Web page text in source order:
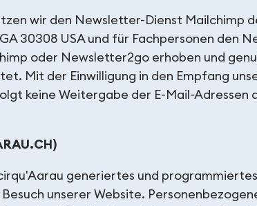
wir den Newsletter-Dienst Mailchimp
30308 USA und für Fachpersonen den
oder Newsletter2go erhoben und
Mit der Einwilligung in den Empfang
keine Weitergabe der E-Mail-
generiertes und
unserer Website.